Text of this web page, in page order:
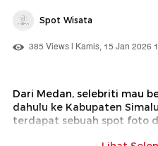
Spot Wisata
385 Views | Kamis, 15 Jan 2026
Dari Medan, selebriti mau
dahulu ke Kabupaten
terdapat sebuah spot foto